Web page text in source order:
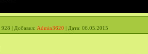
928 | Добавил: Admin3620 | Дата: 06.05.2015